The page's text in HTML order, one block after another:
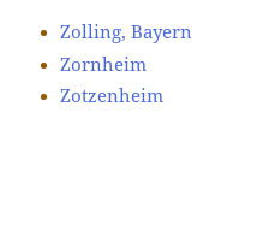
Zolling, Bayern
Zornheim
Zotzenheim